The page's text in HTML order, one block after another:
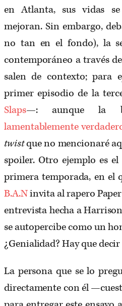
en Atlanta, sus vidas
mejoran. Sin embargo,
no tan en el fondo), la
contemporáneo a través
salen de contexto; para
primer episodio de la
Slaps—: aunque la
lamentablemente
twistque no mencionaré
spoiler. Otro ejemplo es
primera temporada, en el
B.A.Ninvita al rapero
entrevista hecha a
se autopercibe como un
¿Genialidad? Hay que decir
La persona que se lo
directamente con él